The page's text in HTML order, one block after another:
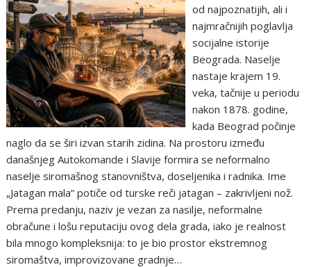
od najpoznatijih, ali i
najmračnijih poglavlja
socijalne istorije
Beograda. Naselje
nastaje krajem 19.
veka, tačnije u periodu
nakon 1878. godine,
kada Beograd počinje
naglo da se širi izvan starih zidina. Na prostoru između
današnjeg Autokomande i Slavije formira se neformalno
naselje siromašnog stanovništva, doseljenika i radnika. Ime
„Jatagan mala“ potiče od turske reči jatagan – zakrivljeni nož.
Prema predanju, naziv je vezan za nasilje, neformalne
obračune i lošu reputaciju ovog dela grada, iako je realnost
bila mnogo kompleksnija: to je bio prostor ekstremnog
siromaštva, improvizovane gradnje…